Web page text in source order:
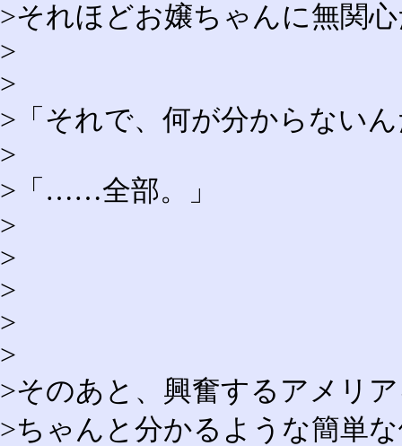
>それほどお嬢ちゃんに無関
>
>
>「それで、何が分からない
>
>「……全部。」
>
>
>
>
>
>そのあと、興奮するアメリ
>ちゃんと分かるような簡単